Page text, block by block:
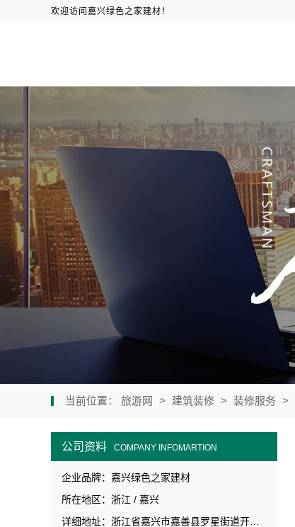
欢迎访问嘉兴绿色之家建材！
当前位置： 旅游网 > 建筑装修 > 装修服务 >
公司资料 COMPANY INFOMARTION
企业品牌：嘉兴绿色之家建材
所在地区：浙江 / 嘉兴